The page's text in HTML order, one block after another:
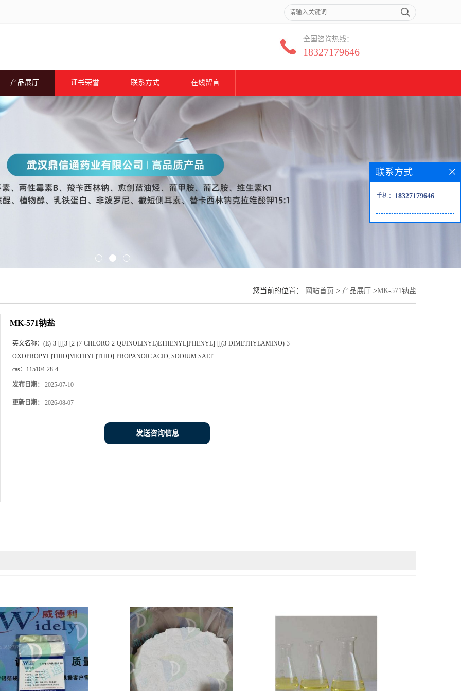
全国咨询热线：
18327179646
产品展厅 证书荣誉 联系方式 在线留言
您当前的位置： 网站首页 > 产品展厅 >MK-571钠盐
MK-571钠盐
英文名称： (E)-3-[[[3-[2-(7-CHLORO-2-QUINOLINYL)ETHENYL]PHENYL]-[[(3-DIMETHYLAMINO)-3-
OXOPROPYL]THIO]METHYL]THIO]-PROPANOIC ACID, SODIUM SALT
cas： 115104-28-4
发布日期： 2025-07-10
更新日期： 2026-08-07
发送咨询信息
联系方式
手机： 18327179646